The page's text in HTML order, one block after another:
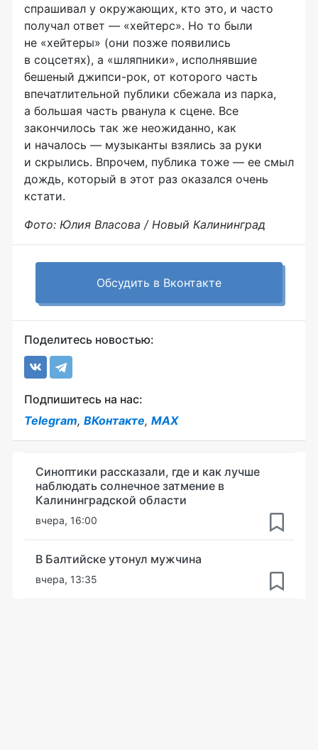
спрашивал у окружающих, кто это, и часто
получал ответ — «хейтерс». Но то были
не «хейтеры» (они позже появились
в соцсетях), а «шляпники», исполнявшие
бешеный джипси-рок, от которого часть
впечатлительной публики сбежала из парка,
а большая часть рванула к сцене. Все
закончилось так же неожиданно, как
и началось — музыканты взялись за руки
и скрылись. Впрочем, публика тоже — ее смыл
дождь, который в этот раз оказался очень
кстати.
Фото: Юлия Власова / Новый Калининград
Обсудить в Вконтакте
Поделитесь новостью:
Подпишитесь на нас:
Telegram, ВКонтакте, MAX
Синоптики рассказали, где и как лучше
наблюдать солнечное затмение в
Калининградской области
вчера, 16:00
В Балтийске утонул мужчина
вчера, 13:35